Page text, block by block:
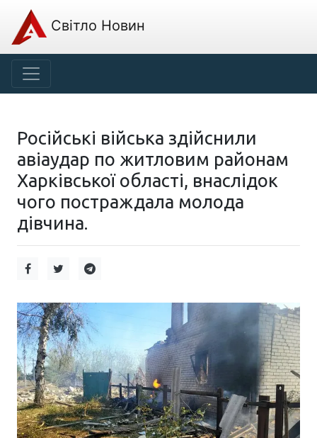
Світло Новин
Російські війська здійснили
авіаудар по житловим районам
Харківської області, внаслідок
чого постраждала молода
дівчина.